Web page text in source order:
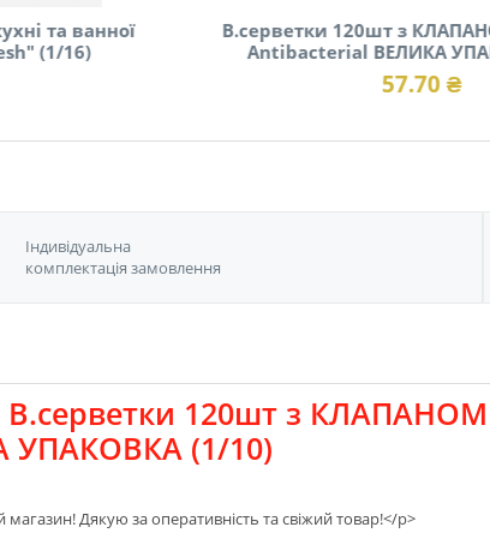
В.серветки 120шт з КЛАПАНОМ Superfresh
Antibacterial ВЕЛИКА УПАКОВКА (1/9)
Iндивідуальна
комплектація замовлення
В.серветки 120шт з КЛАПАНОМ
УПАКОВКА (1/10)
магазин! Дякую за оперативнiсть та свiжий товар!</p>